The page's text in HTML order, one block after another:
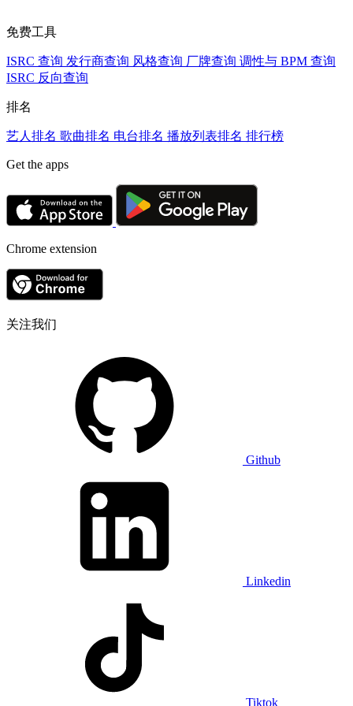
免费工具
ISRC 查询 发行商查询 风格查询 厂牌查询 调性与 BPM 查询
ISRC 反向查询
排名
艺人排名 歌曲排名 电台排名 播放列表排名 排行榜
Get the apps
Chrome extension
关注我们
Github
Linkedin
Tiktok